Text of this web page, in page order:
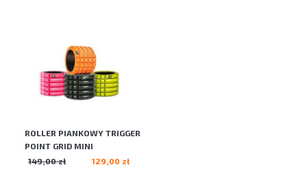
ROLLER PIANKOWY TRIGGER
POINT GRID MINI
149,00 zł
129,00 zł